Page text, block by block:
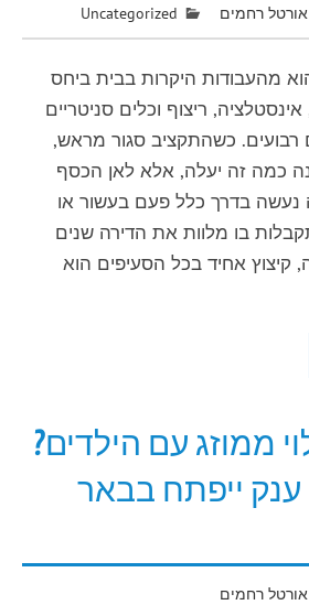
אורטל רחמים Uncategorized
מהעבודות היקרות בבית ביחס
ריצוף וכלים סניטריים
כשהתקציב סגור מראש,
כמה זה יעלה, אלא לאן הכסף
נעשה בדרך כלל פעם בעשור או
בו מלוות את הדירה שנים
קיצוץ אחיד בכל הסעיפים הוא
ממוזג עם הילדים?
ענק ייפתח בבאר
אורטל רחמים